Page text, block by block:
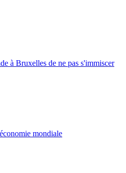
à Bruxelles de ne pas s'immiscer
mondiale